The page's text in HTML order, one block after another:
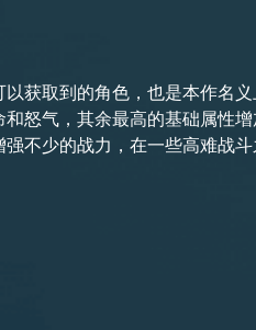
以获取到的角色，也是本作名
和怒气，其余最高的基础属性
不少的战力，在一些高难战斗